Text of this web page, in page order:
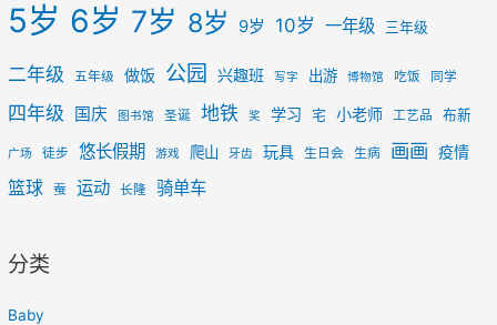
5岁 6岁 7岁 8岁 9岁 10岁 一年级 三年级
二年级 五年级 做饭 公园 兴趣班 写字 出游 博物馆 吃饭 同学
四年级 国庆 图书馆 圣诞 地铁 奖 学习 宅 小老师 工艺品 布新
广场 徒步 悠长假期 游戏 爬山 牙齿 玩具 生日会 生病 画画 疫情
篮球 蚕 运动 长隆 骑单车
分类
Baby